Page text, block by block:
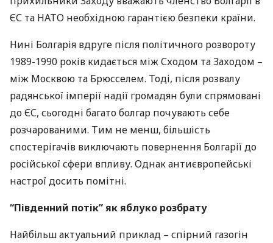
ЄС та НАТО необхідною гарантією безпеки країни.
Нині Болгарія вдруге після політичного розвороту
1989-1990 років кидається між Сходом та Заходом –
між Москвою та Брюсселем. Тоді, після розвалу
радянської імперії надії громадян були спрямовані
до ЄС, сьогодні багато болгар почувають себе
розчарованими. Тим не менш, більшість
спостерігачів виключають повернення Болгарії до
російської сфери впливу. Однак антиєвропейські
настрої досить помітні.
“Південний потік” як яблуко розбрату
Найбільш актуальний приклад – спірний газогін